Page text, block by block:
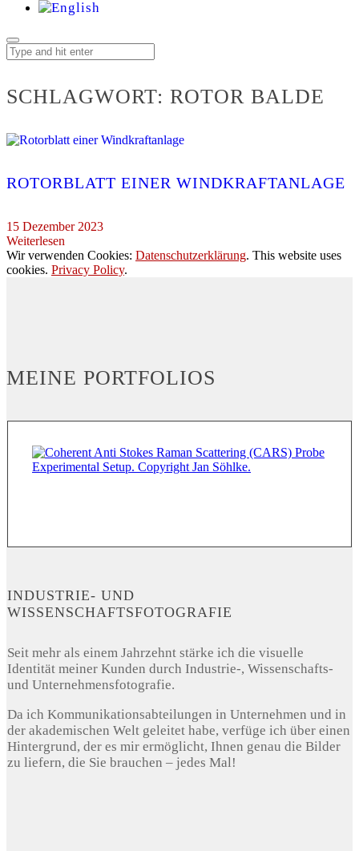
SCHLAGWORT: ROTOR BALDE
ROTORBLATT EINER WINDKRAFTANLAGE
15 Dezember 2023
Weiterlesen
Wir verwenden Cookies: Datenschutzerklärung. This website uses
cookies. Privacy Policy.
MEINE PORTFOLIOS
INDUSTRIE- UND
WISSENSCHAFTSFOTOGRAFIE
Seit mehr als einem Jahrzehnt stärke ich die visuelle
Identität meiner Kunden durch Industrie-, Wissenschafts-
und Unternehmensfotografie.
Da ich Kommunikationsabteilungen in Unternehmen und in
der akademischen Welt geleitet habe, verfüge ich über einen
Hintergrund, der es mir ermöglicht, Ihnen genau die Bilder
zu liefern, die Sie brauchen – jedes Mal!